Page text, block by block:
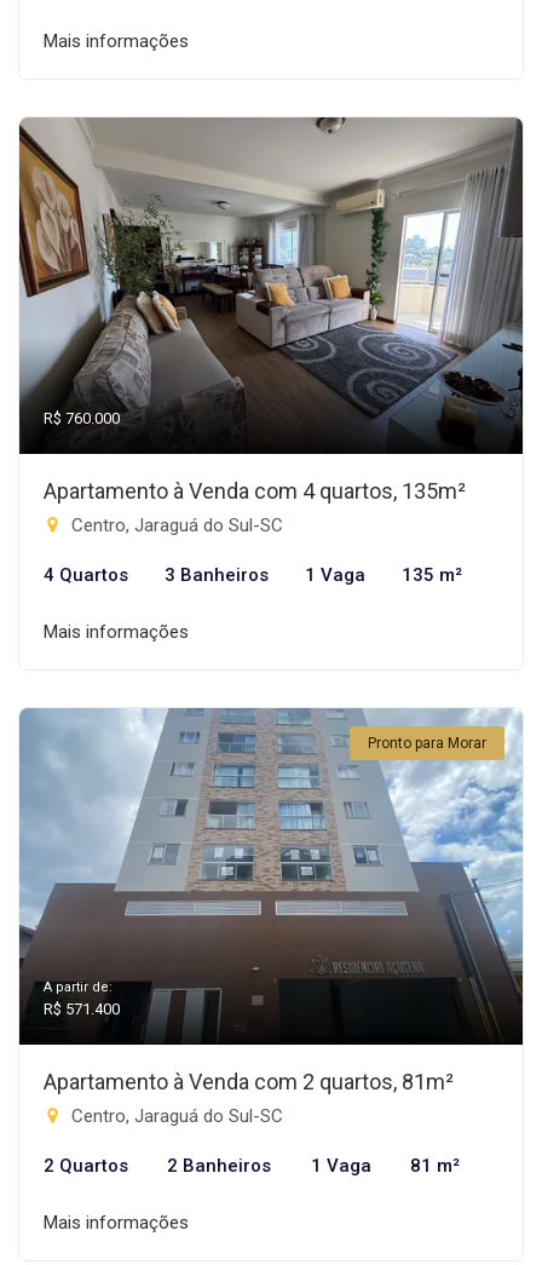
Mais informações
R$ 760.000
Apartamento à Venda com 4 quartos, 135m²
Centro, Jaraguá do Sul-SC
4 Quartos 3 Banheiros 1 Vaga 135 m²
Mais informações
Pronto para Morar
A partir de:
R$ 571.400
Apartamento à Venda com 2 quartos, 81m²
Centro, Jaraguá do Sul-SC
2 Quartos 2 Banheiros 1 Vaga 81 m²
Mais informações